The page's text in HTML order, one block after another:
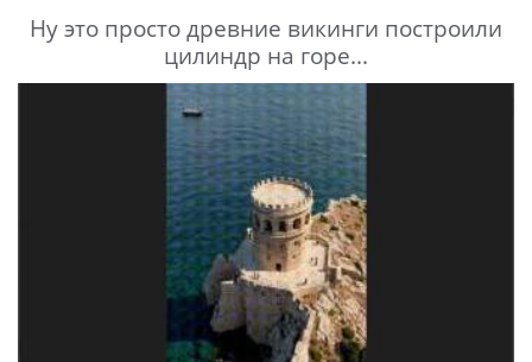
Ну это просто древние викинги построили
цилиндр на горе...